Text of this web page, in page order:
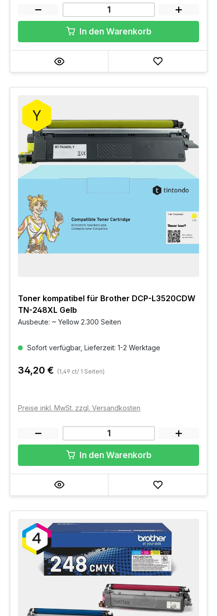
In den Warenkorb
Toner kompatibel für Brother DCP-L3520CDW
TN-248XL Gelb
Ausbeute: ~ Yellow 2.300 Seiten
Sofort verfügbar, Lieferzeit: 1-2 Werktage
34,20 € (1,49 ct/ 1 Seiten)
Preise inkl. MwSt. zzgl. Versandkosten
In den Warenkorb